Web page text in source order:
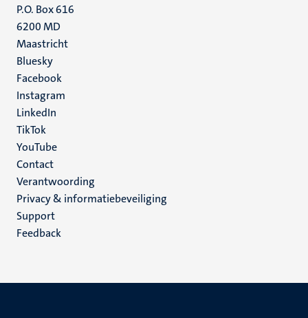
P.O. Box 616
6200 MD
Maastricht
Social
media
Bluesky
Facebook
Instagram
LinkedIn
TikTok
YouTube
Menu
footer
(NL)
Contact
Verantwoording
Privacy & informatiebeveiliging
Support
Feedback